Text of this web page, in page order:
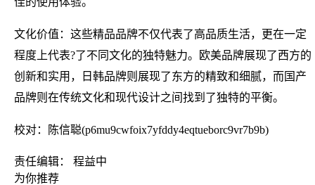
文化价值：这些精品品牌不仅代表了高品质生活，更在一定
程度上代表?了不同文化的独特魅力。欧美品牌展现了西方的
创新和实用，日韩品牌则展现了东方的精致和细腻，而国产
品牌则在传统文化和现代设计之间找到了独特的平衡。
校对：陈信聪(p6mu9cwfoix7yfddy4eqtueborc9vr7b9b)
责任编辑： 程益中
为你推荐